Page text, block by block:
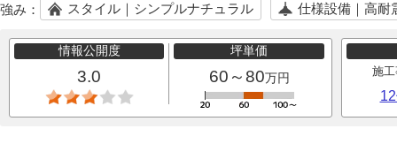
強み： スタイル｜シンプルナチュラル 仕様設備｜高耐
情報公開度
3.0
坪単価
60～80万円 施